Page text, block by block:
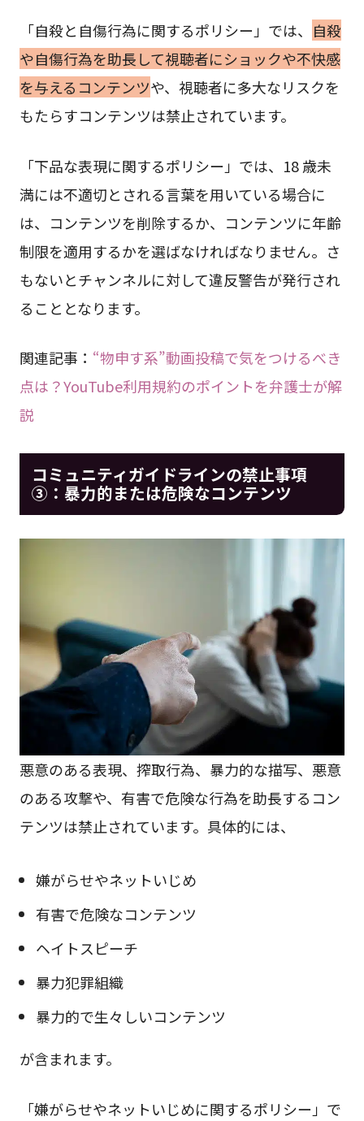
「自殺と自傷行為に関するポリシー」では、
自殺
や自傷行為を助長して視聴者にショックや不快感
を与えるコンテンツや、視聴者に多大なリスクを
もたらすコンテンツは禁止されています。
「下品な表現に関するポリシー」では、18 歳未
満には不適切とされる言葉を用いている場合に
は、コンテンツを削除するか、コンテンツに年齢
制限を適用するかを選ばなければなりません。さ
もないとチャンネルに対して違反警告が発行され
ることとなります。
関連記事： “物申す系”動画投稿で気をつけるべき
点は？YouTube利用規約のポイントを弁護士が解
説
コミュニティガイドラインの禁止事項
③：暴力的または危険なコンテンツ
悪意のある表現、搾取行為、暴力的な描写、悪意
のある攻撃や、有害で危険な行為を助長するコン
テンツは禁止されています。具体的には、
嫌がらせやネットいじめ
有害で危険なコンテンツ
ヘイトスピーチ
暴力犯罪組織
暴力的で生々しいコンテンツ
が含まれます。
「嫌がらせやネットいじめに関するポリシー」で